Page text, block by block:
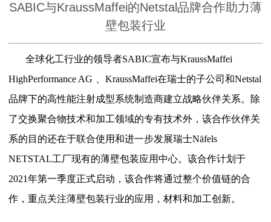
SABIC与KraussMaffei的Netstal品牌合作助力薄
壁包装行业
全球化工行业的领导者SABIC宣布与KraussMaffei
HighPerformance AG
KraussMaffei在瑞士的子公司和Netstal
品牌下的高性能注射成型系统制造商建立战略伙伴关系。除
了交换聚合物技术和加工领域的专有技术外，该合作伙伴关
系的目的还在于联合使用和进一步发展瑞士Näfels
NETSTAL工厂现有的薄壁包装应用中心。该合作计划于
2021年第一季度正式启动，该合作将通过整个价值链的合
作，重点关注薄壁包装行业的应用，材料和加工创新。